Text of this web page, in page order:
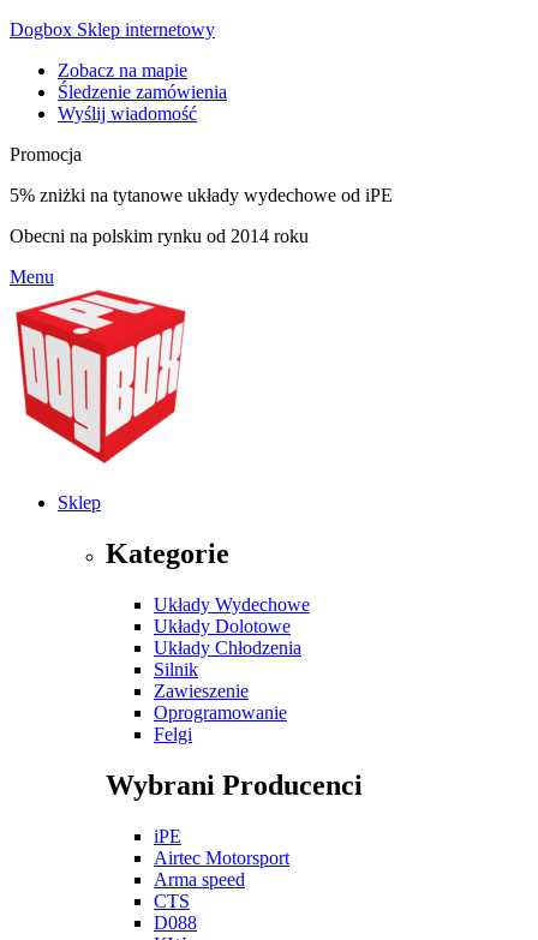
Dogbox Sklep internetowy
Zobacz na mapie
Śledzenie zamówienia
Wyślij wiadomość
Promocja
5% zniżki na tytanowe układy wydechowe od iPE
Obecni na polskim rynku od 2014 roku
Menu
Sklep
Kategorie
Układy Wydechowe
Układy Dolotowe
Układy Chłodzenia
Silnik
Zawieszenie
Oprogramowanie
Felgi
Wybrani Producenci
iPE
Airtec Motorsport
Arma speed
CTS
D088